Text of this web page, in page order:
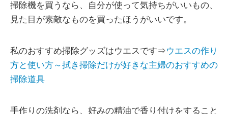
掃除機を買うなら、自分が使って気持ちがいいもの、
見た目が素敵なものを買ったほうがいいです。
私のおすすめ掃除グッズはウエスです⇒ウエスの作り
方と使い方～拭き掃除だけが好きな主婦のおすすめの
掃除道具
手作りの洗剤なら、好みの精油で香り付けをすること